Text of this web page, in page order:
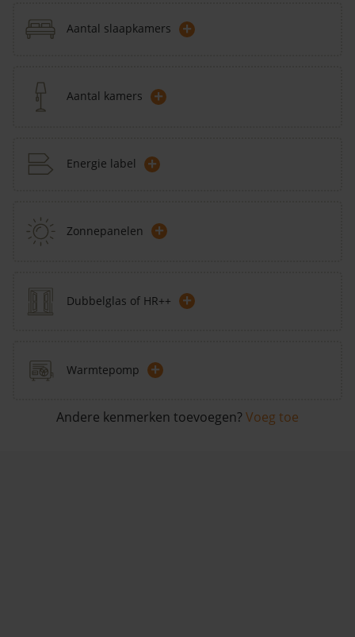
Aantal slaapkamers +
Aantal kamers +
Energie label +
Zonnepanelen +
Dubbelglas of HR++ +
Warmtepomp +
Andere kenmerken toevoegen? Voeg toe